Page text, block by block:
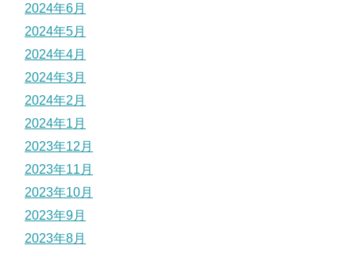
2024年6月
2024年5月
2024年4月
2024年3月
2024年2月
2024年1月
2023年12月
2023年11月
2023年10月
2023年9月
2023年8月